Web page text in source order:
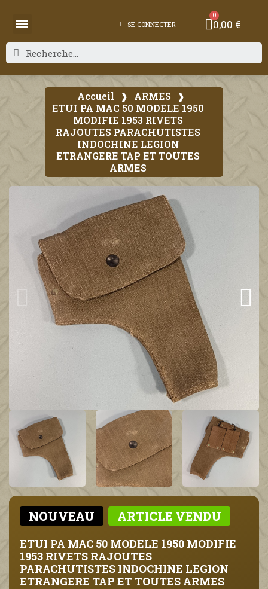
SE CONNECTER 0,00 €
Accueil
ARMES
ETUI PA MAC 50 MODELE 1950
MODIFIE 1953 RIVETS
RAJOUTES PARACHUTISTES
INDOCHINE LEGION
ETRANGERE TAP ET TOUTES
ARMES
NOUVEAU ARTICLE VENDU
ETUI PA MAC 50 MODELE 1950 MODIFIE
1953 RIVETS RAJOUTES
PARACHUTISTES INDOCHINE LEGION
ETRANGERE TAP ET TOUTES ARMES